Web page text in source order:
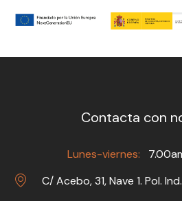
Contacta con
Lunes-viernes:
C/ Acebo, 31, Nave 1. Pol.